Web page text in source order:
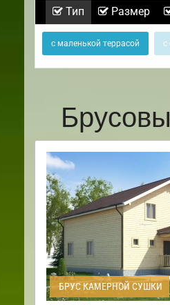
Тип Размер
с маленькой террасой с
БРУС КАМЕРНОЙ СУШКИ